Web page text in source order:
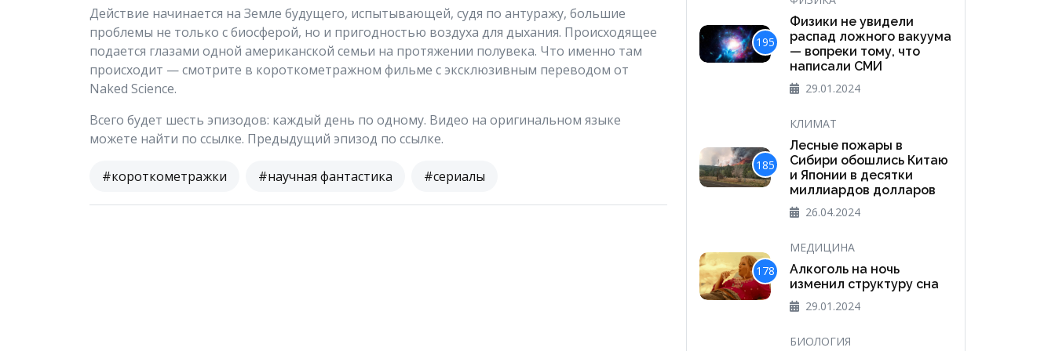
Действие начинается на Земле будущего, испытывающей, судя по антуражу, большие
проблемы не только с биосферой, но и пригодностью воздуха для дыхания. Происходящее
подается глазами одной американской семьи на протяжении полувека. Что именно там
происходит — смотрите в короткометражном фильме с эксклюзивным переводом от
Naked Science.
Всего будет шесть эпизодов: каждый день по одному. Видео на оригинальном языке
можете найти по ссылке. Предыдущий эпизод по ссылке.
#короткометражки #научная фантастика #сериалы
195
Физики не увидели
распад ложного вакуума
— вопреки тому, что
написали СМИ
29.01.2024
185
КЛИМАТ
Лесные пожары в
Сибири обошлись Китаю
и Японии в десятки
миллиардов долларов
26.04.2024
178
МЕДИЦИНА
Алкоголь на ночь
изменил структуру сна
29.01.2024
БИОЛОГИЯ